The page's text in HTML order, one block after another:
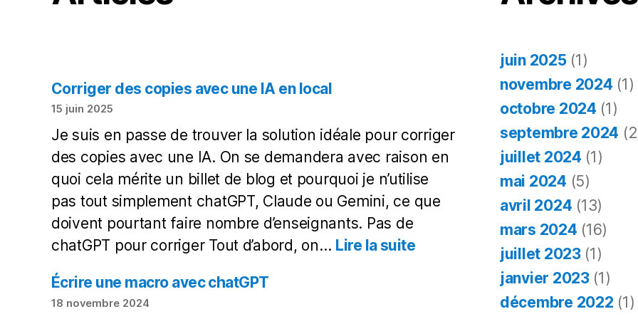
Corriger des copies avec une IA en local
15 juin 2025
Je suis en passe de trouver la solution idéale pour corriger
des copies avec une IA. On se demandera avec raison en
quoi cela mérite un billet de blog et pourquoi je n’utilise
pas tout simplement chatGPT, Claude ou Gemini, ce que
doivent pourtant faire nombre d’enseignants. Pas de
chatGPT pour corriger Tout d’abord, on… Lire la suite:
Écrire une macro avec chatGPT
18 novembre 2024
juin 2025(1)
novembre 2024 (1)
octobre 2024 (1)
septembre 2024
juillet 2024 (1)
mai 2024 (5)
avril 2024 (13)
mars 2024 (16)
juillet 2023(1)
janvier 2023(1)
décembre 2022 (1)